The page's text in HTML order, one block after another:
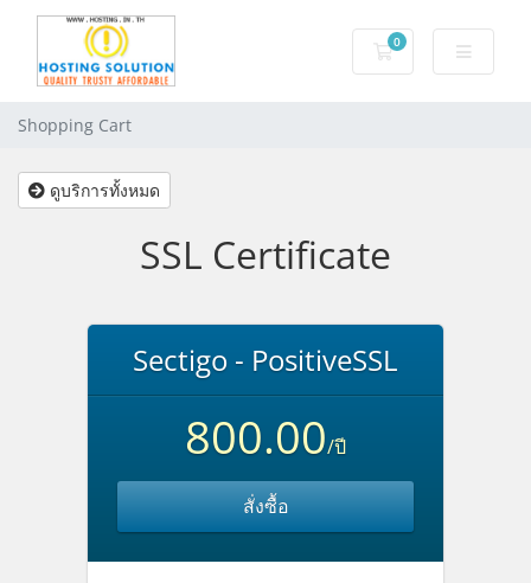
0
Shopping Cart
Shopping Cart
ดูบริการทั้งหมด
SSL Certificate
Sectigo - PositiveSSL
800.00/ปี
สั่งซื้อ